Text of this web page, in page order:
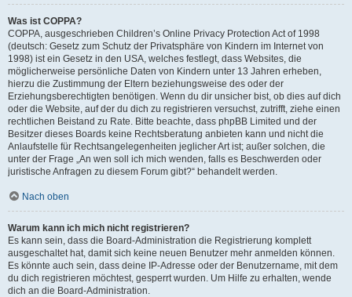
Was ist COPPA?
COPPA, ausgeschrieben Children’s Online Privacy Protection Act of 1998
(deutsch: Gesetz zum Schutz der Privatsphäre von Kindern im Internet von
1998) ist ein Gesetz in den USA, welches festlegt, dass Websites, die
möglicherweise persönliche Daten von Kindern unter 13 Jahren erheben,
hierzu die Zustimmung der Eltern beziehungsweise des oder der
Erziehungsberechtigten benötigen. Wenn du dir unsicher bist, ob dies auf dich
oder die Website, auf der du dich zu registrieren versuchst, zutrifft, ziehe einen
rechtlichen Beistand zu Rate. Bitte beachte, dass phpBB Limited und der
Besitzer dieses Boards keine Rechtsberatung anbieten kann und nicht die
Anlaufstelle für Rechtsangelegenheiten jeglicher Art ist; außer solchen, die
unter der Frage „An wen soll ich mich wenden, falls es Beschwerden oder
juristische Anfragen zu diesem Forum gibt?“ behandelt werden.
Nach oben
Warum kann ich mich nicht registrieren?
Es kann sein, dass die Board-Administration die Registrierung komplett
ausgeschaltet hat, damit sich keine neuen Benutzer mehr anmelden können.
Es könnte auch sein, dass deine IP-Adresse oder der Benutzername, mit dem
du dich registrieren möchtest, gesperrt wurden. Um Hilfe zu erhalten, wende
dich an die Board-Administration.